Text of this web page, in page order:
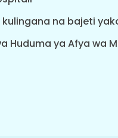
na bajeti
Huduma ya Afya wa
kila